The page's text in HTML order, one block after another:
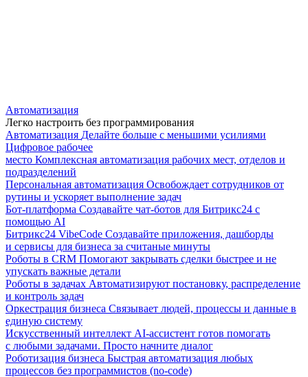
Автоматизация
Легко настроить без программирования
Автоматизация Делайте больше с меньшими усилиями
Цифровое рабочее
место Комплексная автоматизация рабочих мест, отделов и
подразделений
Персональная автоматизация Освобождает сотрудников от
рутины и ускоряет выполнение задач
Бот-платформа Создавайте чат-ботов для Битрикс24 с
помощью AI
Битрикс24 VibeCode Создавайте приложения, дашборды
и сервисы для бизнеса за считаные минуты
Роботы в CRM Помогают закрывать сделки быстрее и не
упускать важные детали
Роботы в задачах Автоматизируют постановку, распределение
и контроль задач
Оркестрация бизнеса Связывает людей, процессы и данные в
единую систему
Искусственный интеллект AI-ассистент готов помогать
с любыми задачами. Просто начните диалог
Роботизация бизнеса Быстрая автоматизация любых
процессов без программистов (no-code)